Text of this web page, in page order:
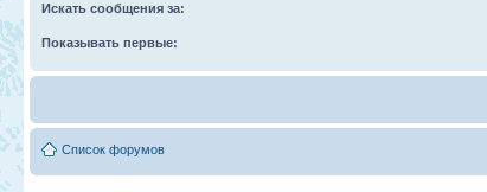
Искать сообщения за:
Показывать первые:
Список форумов